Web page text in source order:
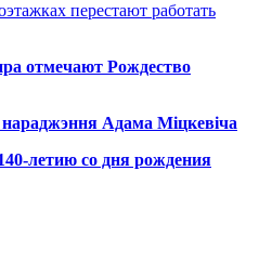
перестают работать
отмечают Рождество
Адама Міцкевіча
летию со дня рождения